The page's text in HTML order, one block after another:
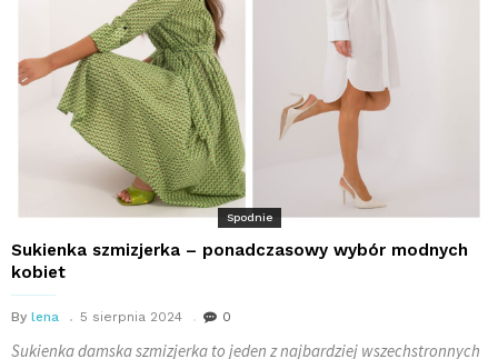
Spodnie
Sukienka szmizjerka – ponadczasowy wybór modnych
kobiet
By lena 5 sierpnia 2024 0
Sukienka damska szmizjerka to jeden z najbardziej wszechstronnych